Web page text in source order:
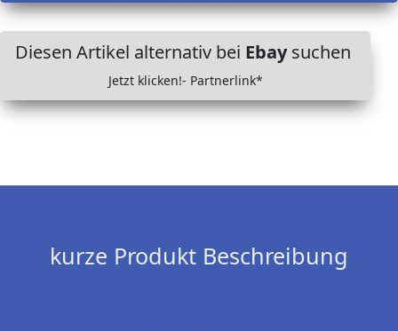
Diesen Artikel alternativ bei Ebaysuchen
Jetzt klicken!- Partnerlink*
kurze Produkt Beschreibung